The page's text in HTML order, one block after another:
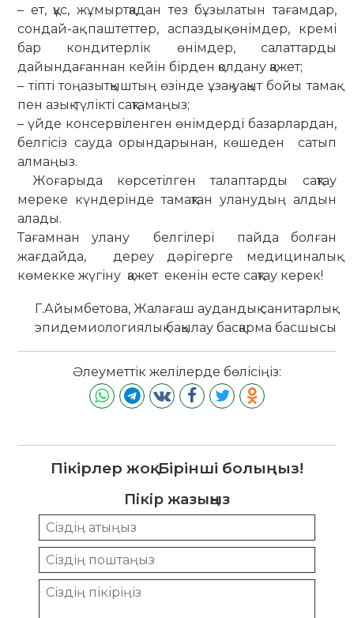
– ет, құс, жұмыртқадан тез бұзылатын тағамдар,
сондай-ақ паштеттер, аспаздық өнімдер, кремі
бар кондитерлік өнімдер, салаттарды
дайындағаннан кейін бірден қолдану қажет;
– тіпті тоңазытқыштың өзінде ұзақ уақыт бойы тамақ
пен азық-түлікті сақтамаңыз;
– үйде консервіленген өнімдерді базарлардан,
белгісіз сауда орындарынан, көшеден сатып
алмаңыз.
​​​ Жоғарыда көрсетілген талаптарды сақтау
мереке күндерінде тамақтан уланудың алдын
алады.
Тағамнан улану белгілері пайда болған
жағдайда, дереу дәрігерге медициналық
көмекке жүгіну қажет екенін есте сақтау керек!
Г.Айымбетова, Жалағаш аудандық санитарлық-
эпидемиологиялық бақылау басқарма басшысы
Әлеуметтік желілерде бөлісіңіз:
Пікірлер жоқ. Бірінші болыңыз!
Пікір жазыңыз